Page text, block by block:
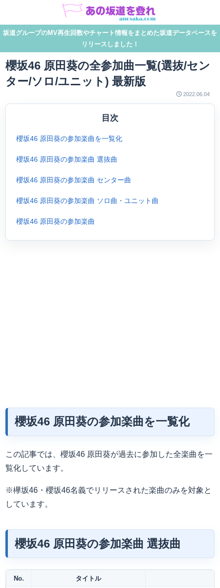
坂道グループのMV再生回数やチャート情報をまとめた坂道データベースを
リリースしました！
櫻坂46 原田葵の全参加曲一覧(選抜/セン
ター/ソロ/ユニット) 最新版
2022.06.04
目次
櫻坂46 原田葵の参加楽曲を一覧化
櫻坂46 原田葵の参加楽曲 選抜曲
櫻坂46 原田葵の参加楽曲 センター曲
櫻坂46 原田葵の参加楽曲 ソロ曲・ユニット曲
櫻坂46 原田葵の参加楽曲
櫻坂46 原田葵の参加楽曲を一覧化
この記事では、櫻坂46 原田葵が過去に参加した全楽曲を一
覧化しています。
※欅坂46・櫻坂46名義でリリースされた楽曲のみを対象と
しています。
櫻坂46 原田葵の参加楽曲 選抜曲
No. タイトル